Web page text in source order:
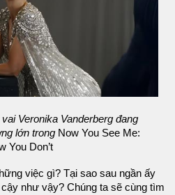
Veronika Vanderberg đang
lớn trongNow You See Me:
You Don’t
việc gì? Tại sao sau ngần ấy
như vậy? Chúng ta sẽ cùng tìm